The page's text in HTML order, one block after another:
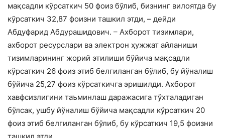
мақсадли кўрсаткич 50 фоиз бўлиб, бизнинг вилоятда бу
кўрсаткич 32,87 фоизни ташкил этди, – дейди
Абдуфарид Абдурашидович. – Ахборот тизимлари,
ахборот ресурслари ва электрон ҳужжат айланиши
тизимларининг жорий этилиши бўйича мақсадли
кўрсаткич 26 фоиз этиб белгиланган бўлиб, бу йўналиш
бўйича 25,27 фоиз кўрсаткичга эришилди. Ахборот
хавфсизлигини таъминлаш даражасига тўхталадиган
бўлсак, ушбу йўналиш бўйича мақсадли кўрсаткич 20
фоиз этиб белгиланган бўлиб, бу кўрсаткич 19,5 фоизни